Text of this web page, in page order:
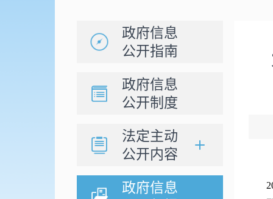
政府信息
公开指南
政府信息
公开制度
法定主动
公开内容
政府信息